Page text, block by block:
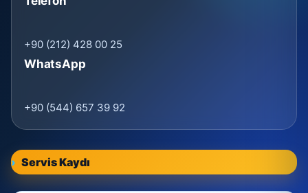
+90 (212) 428 00 25
WhatsApp
+90 (544) 657 39 92
Servis Kaydı